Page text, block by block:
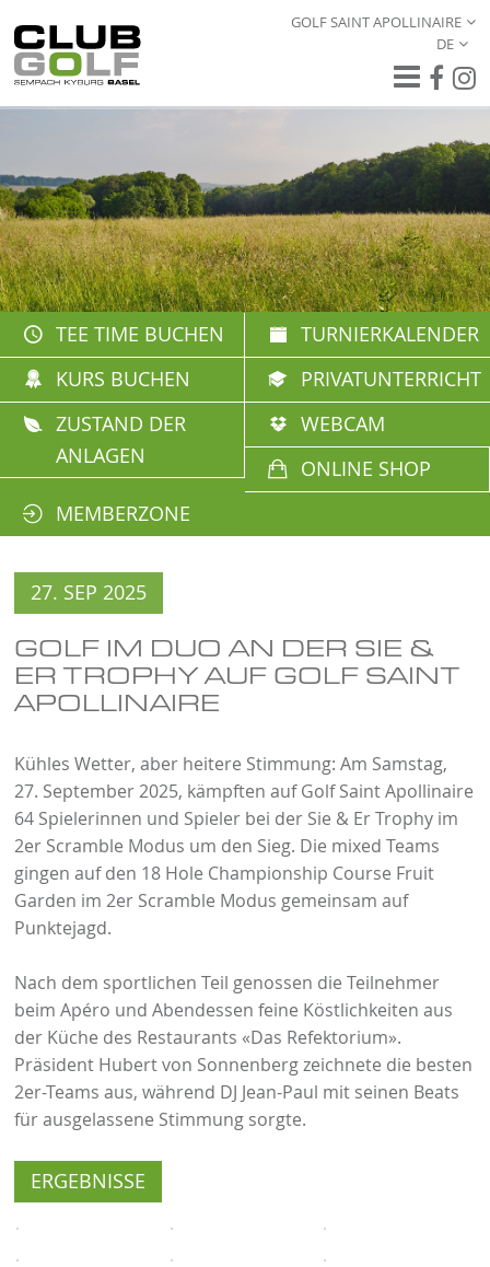
GOLF SAINT APOLLINAIRE
DE
TEE TIME BUCHEN
TURNIERKALENDER
KURS BUCHEN
PRIVATUNTERRICHT
ZUSTAND DER
ANLAGEN
WEBCAM
ONLINE SHOP
MEMBERZONE
27. SEP 2025
GOLF IM DUO AN DER SIE &
ER TROPHY AUF GOLF SAINT
APOLLINAIRE
Kühles Wetter, aber heitere Stimmung: Am Samstag,
27. September 2025, kämpften auf Golf Saint Apollinaire
64 Spielerinnen und Spieler bei der Sie & Er Trophy im
2er Scramble Modus um den Sieg. Die mixed Teams
gingen auf den 18 Hole Championship Course Fruit
Garden im 2er Scramble Modus gemeinsam auf
Punktejagd.
Nach dem sportlichen Teil genossen die Teilnehmer
beim Apéro und Abendessen feine Köstlichkeiten aus
der Küche des Restaurants «Das Refektorium».
Präsident Hubert von Sonnenberg zeichnete die besten
2er-Teams aus, während DJ Jean-Paul mit seinen Beats
für ausgelassene Stimmung sorgte.
ERGEBNISSE